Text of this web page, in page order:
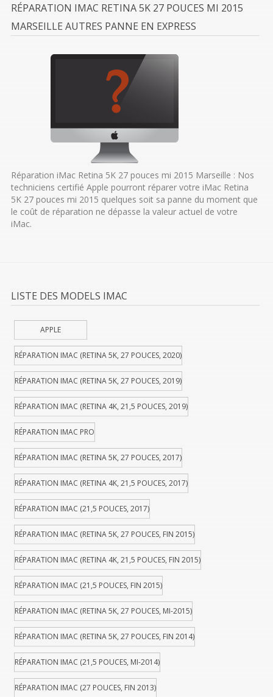
RÉPARATION IMAC RETINA 5K 27 POUCES MI 2015
MARSEILLE AUTRES PANNE EN EXPRESS
Réparation iMac Retina 5K 27 pouces mi 2015 Marseille : Nos
techniciens certifié Apple pourront réparer votre iMac Retina
5K 27 pouces mi 2015 quelques soit sa panne du moment que
le coût de réparation ne dépasse la valeur actuel de votre
iMac.
LISTE DES MODELS IMAC
APPLE
RÉPARATION IMAC (RETINA 5K, 27 POUCES, 2020)
RÉPARATION IMAC (RETINA 5K, 27 POUCES, 2019)
RÉPARATION IMAC (RETINA 4K, 21,5 POUCES, 2019)
RÉPARATION IMAC PRO
RÉPARATION IMAC (RETINA 5K, 27 POUCES, 2017)
RÉPARATION IMAC (RETINA 4K, 21,5 POUCES, 2017)
RÉPARATION IMAC (21,5 POUCES, 2017)
RÉPARATION IMAC (RETINA 5K, 27 POUCES, FIN 2015)
RÉPARATION IMAC (RETINA 4K, 21,5 POUCES, FIN 2015)
RÉPARATION IMAC (21,5 POUCES, FIN 2015)
RÉPARATION IMAC (RETINA 5K, 27 POUCES, MI-2015)
RÉPARATION IMAC (RETINA 5K, 27 POUCES, FIN 2014)
RÉPARATION IMAC (21,5 POUCES, MI-2014)
RÉPARATION IMAC (27 POUCES, FIN 2013)